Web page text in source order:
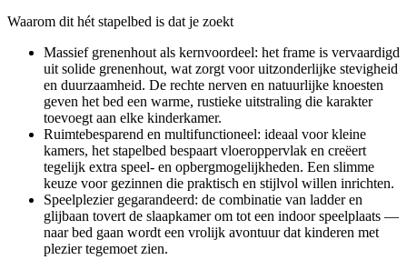
Waarom dit hét stapelbed is dat je zoekt
Massief grenenhout als kernvoordeel: het frame is vervaardigd
uit solide grenenhout, wat zorgt voor uitzonderlijke stevigheid
en duurzaamheid. De rechte nerven en natuurlijke knoesten
geven het bed een warme, rustieke uitstraling die karakter
toevoegt aan elke kinderkamer.
Ruimtebesparend en multifunctioneel: ideaal voor kleine
kamers, het stapelbed bespaart vloeroppervlak en creëert
tegelijk extra speel- en opbergmogelijkheden. Een slimme
keuze voor gezinnen die praktisch en stijlvol willen inrichten.
Speelplezier gegarandeerd: de combinatie van ladder en
glijbaan tovert de slaapkamer om tot een indoor speelplaats —
naar bed gaan wordt een vrolijk avontuur dat kinderen met
plezier tegemoet zien.